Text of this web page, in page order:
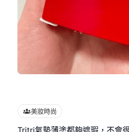
美妝時尚
Tritri氣墊薄塗都夠遮瑕，不會